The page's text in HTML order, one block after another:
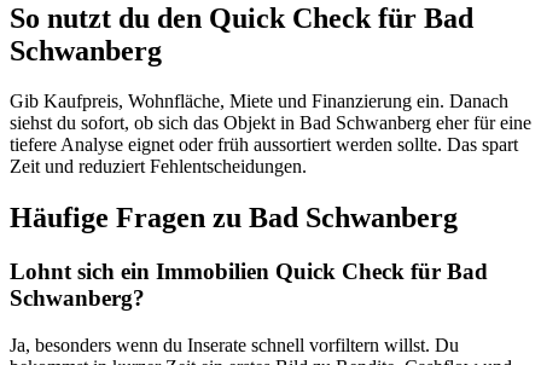
So nutzt du den Quick Check für Bad
Schwanberg
Gib Kaufpreis, Wohnfläche, Miete und Finanzierung ein. Danach
siehst du sofort, ob sich das Objekt in Bad Schwanberg eher für eine
tiefere Analyse eignet oder früh aussortiert werden sollte. Das spart
Zeit und reduziert Fehlentscheidungen.
Häufige Fragen zu Bad Schwanberg
Lohnt sich ein Immobilien Quick Check für Bad
Schwanberg?
Ja, besonders wenn du Inserate schnell vorfiltern willst. Du